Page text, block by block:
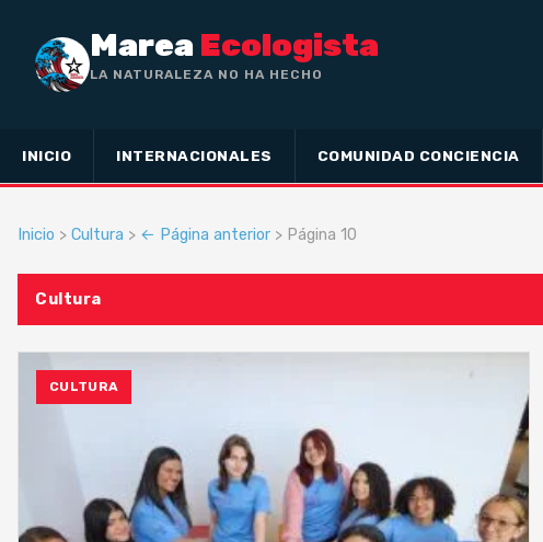
Marea Ecologista
LA NATURALEZA NO HA HECHO ESCLAVO
INICIO INTERNACIONALES COMUNIDAD CONCIENCIA
Inicio > Cultura > ← Página anterior > Página 10
Cultura
CULTURA